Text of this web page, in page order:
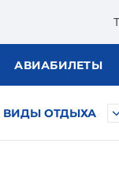
АВИАБИЛЕТЫ
ВИДЫ ОТДЫХА